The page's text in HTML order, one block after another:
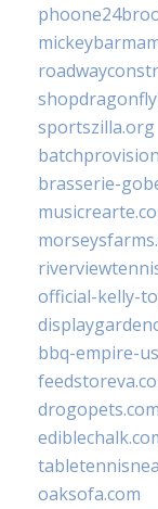
sportszilla.org
brasserie-
official-kelly-
bbq-empire-
drogopets.com
oaksofa.com